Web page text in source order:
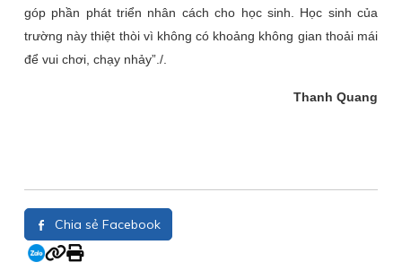
góp phần phát triển nhân cách cho học sinh. Học sinh của
trường này thiệt thòi vì không có khoảng không gian thoải mái
để vui chơi, chạy nhảy”./.
Thanh Quang
Chia sẻ Facebook